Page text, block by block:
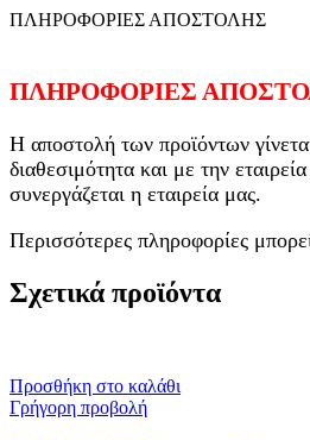
ΠΛΗΡΟΦΟΡΙΕΣ ΑΠΟΣΤΟΛΗΣ
ΠΛΗΡΟΦΟΡΙΕΣ
Η αποστολή των προϊόντων
διαθεσιμότητα και με την
συνεργάζεται η εταιρεία μας.
Περισσότερες πληροφορίες
Σχετικά προϊόντα
Προσθήκη στο καλάθι
Γρήγορη προβολή